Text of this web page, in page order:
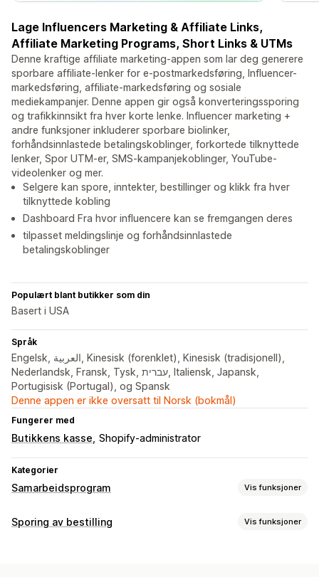
Lage Influencers Marketing & Affiliate Links,
Affiliate Marketing Programs, Short Links & UTMs
Denne kraftige affiliate marketing-appen som lar deg generere
sporbare affiliate-lenker for e-postmarkedsføring, Influencer-
markedsføring, affiliate-markedsføring og sosiale
mediekampanjer. Denne appen gir også konverteringssporing
og trafikkinnsikt fra hver korte lenke. Influencer marketing +
andre funksjoner inkluderer sporbare biolinker,
forhåndsinnlastede betalingskoblinger, forkortede tilknyttede
lenker, Spor UTM-er, SMS-kampanjekoblinger, YouTube-
videolenker og mer.
Selgere kan spore, inntekter, bestillinger og klikk fra hver
tilknyttede kobling
Dashboard Fra hvor influencere kan se fremgangen deres
tilpasset meldingslinje og forhåndsinnlastede
betalingskoblinger
Populært blant butikker som din
Basert i USA
Språk
Engelsk, العربية, Kinesisk (forenklet), Kinesisk (tradisjonell),
Nederlandsk, Fransk, Tysk, עברית, Italiensk, Japansk,
Portugisisk (Portugal), og Spansk
Denne appen er ikke oversatt til Norsk (bokmål)
Fungerer med
Butikkens kasse Shopify-administrator
Kategorier
Samarbeidsprogram Vis funksjoner
Kommisjonsalternativer
Sporing av bestilling Vis funksjoner